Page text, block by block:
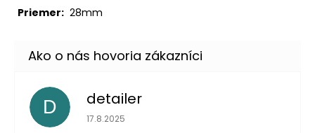
Priemer: 28mm
D detailer
Hodnotenie obchodu je 5 z 5 hviezdičiek.
17.8.2025